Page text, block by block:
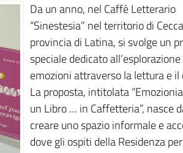
Da un anno, nel Caffè Letterario
“Sinestesia” nel territorio di
provincia di Latina, si svolge un
speciale dedicato
emozioni attraverso la lettura e
La proposta, intitolata
un Libro … in Caffetteria”, nasce
creare uno spazio informale e
dove gli ospiti della Residenza per